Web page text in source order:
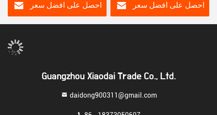
احصل على افضل سعر احصل على افضل سعر
Guangzhou Xiaodai Trade Co., Ltd.
daidong900311@gmail.com